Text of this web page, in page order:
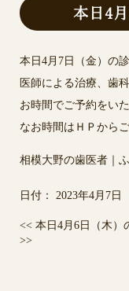
本日4
本日4月7日（金）の
医師による治療、歯
お時間でご予約をい
なお時間はＨＰから
相模大野の歯医者｜
日付： 2023年4月7日
<< 本日4月6日（木）
>>